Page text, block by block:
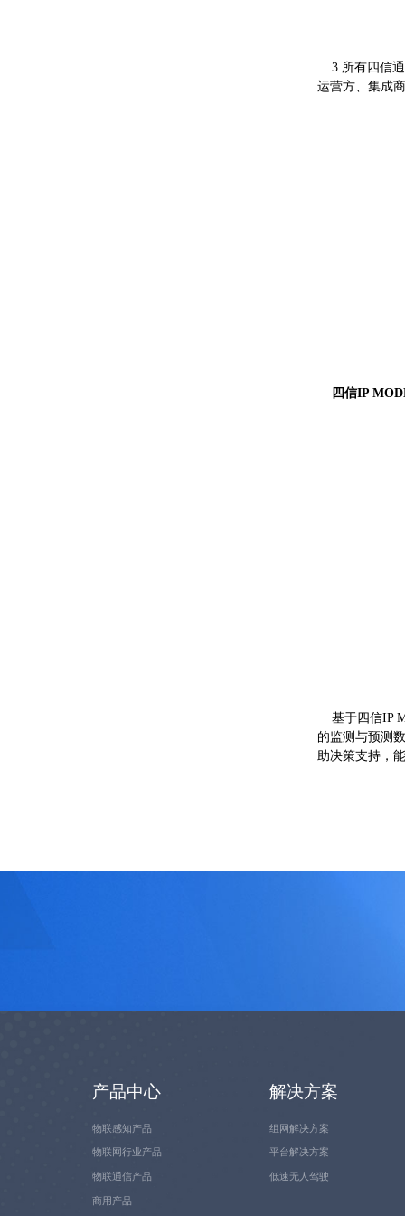
3.所有四信通
运营方、集成
四信IP
基于四信IP
的监测与预测
助决策支持，
产品中心
物联感知产品
物联网行业产品
物联通信产品
商用产品
解决方案
组网解决方案
平台解决方案
低速无人驾驶